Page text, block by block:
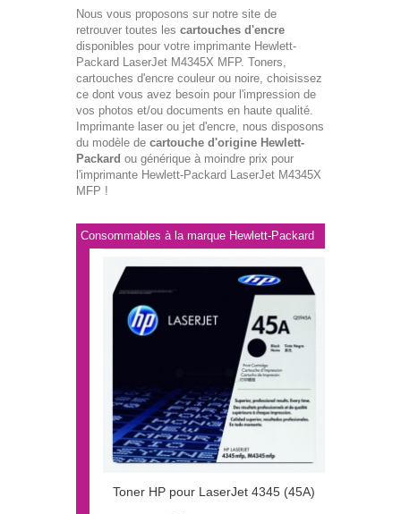
Nous vous proposons sur notre site de
retrouver toutes les cartouches d'encre
disponibles pour votre imprimante Hewlett-
Packard LaserJet M4345X MFP. Toners,
cartouches d'encre couleur ou noire, choisissez
ce dont vous avez besoin pour l'impression de
vos photos et/ou documents en haute qualité.
Imprimante laser ou jet d'encre, nous disposons
du modèle de cartouche d'origine Hewlett-
Packard ou générique à moindre prix pour
l'imprimante Hewlett-Packard LaserJet M4345X
MFP !
Consommables à la marque Hewlett-Packard
Toner HP pour LaserJet 4345 (45A)